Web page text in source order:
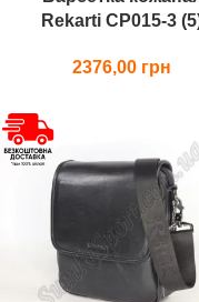
Rekarti СР015-3
2376,00